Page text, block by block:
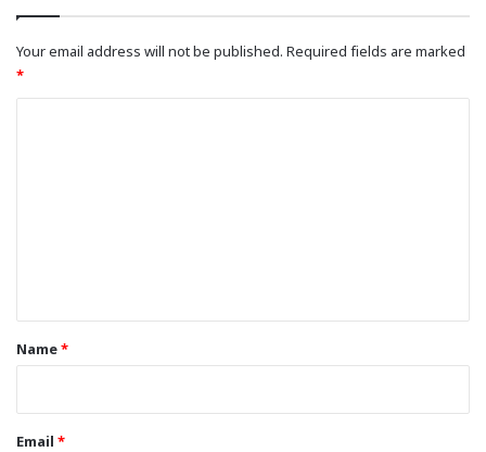
Your email address will not be published. Required fields are marked
*
*Name*
Email *